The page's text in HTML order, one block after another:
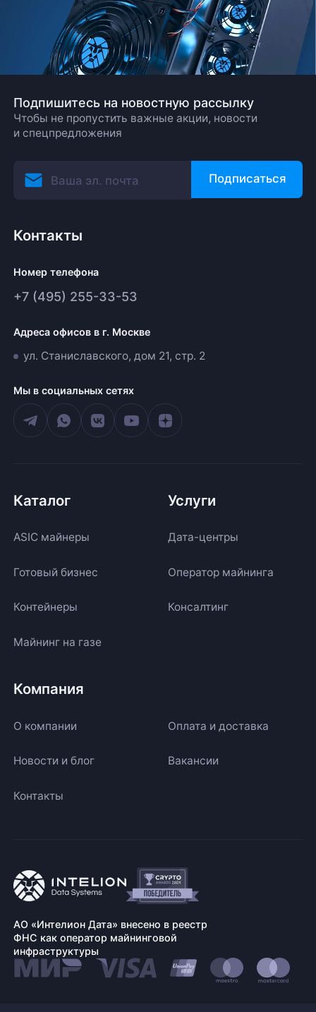
Подпишитесь на новостную рассылку
Чтобы не пропустить важные акции, новости
и спецпредложения
Подписаться
Контакты
Номер телефона
+7 (495) 255-33-53
Адреса офисов в г. Москве
ул. Станиславского, дом 21, стр. 2
Мы в социальных сетях
Каталог
ASIC майнеры
Готовый бизнес
Контейнеры
Майнинг на газе
Услуги
Дата-центры
Оператор майнинга
Консалтинг
Компания
О компании Оплата и доставка
Новости и блог Вакансии
Контакты
АО «Интелион Дата» внесено в реестр
ФНС как оператор майнинговой
инфраструктуры